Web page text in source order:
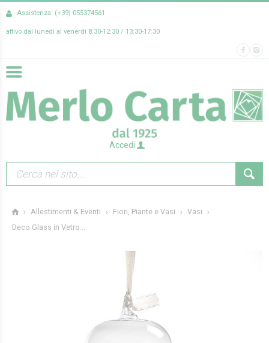
Assistenza: (+39) 055374561
attivo dal lunedì al venerdì 8:30-12:30 / 13:30-17:30
Accedi
Allestimenti & Eventi Fiori, Piante e Vasi
Vasi
Deco Glass in Vetro...